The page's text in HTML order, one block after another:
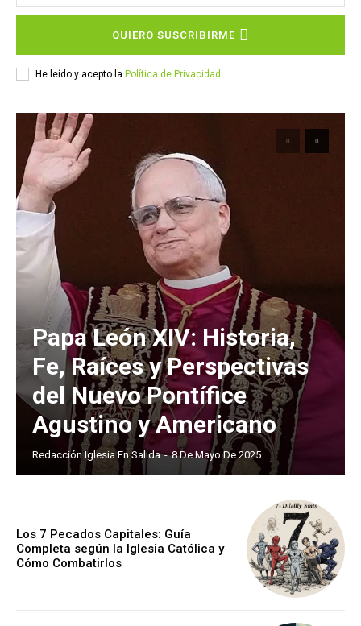
QUIERO SUSCRIBIRME
He leído y acepto la Política de Privacidad
Papa León XIV: Historia,
Fe, Raíces y Perspectivas
del Nuevo Pontífice
Agustino y Americano
Redacción Iglesia En Salida - 8 De Mayo De 2025
Los 7 Pecados Capitales: Guía
Completa según la Iglesia Católica y
Cómo Combatirlos